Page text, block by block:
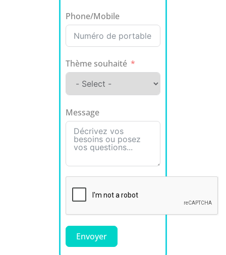
Phone/Mobile
Thème souhaité
Message
Envoyer